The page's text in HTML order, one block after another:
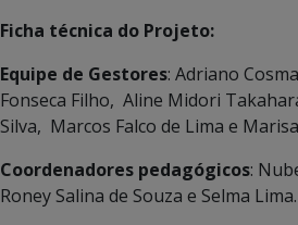
Ficha técnica do Projeto:
Equipe de Gestores: Adriano
Fonseca Filho, Aline Midori
Silva, Marcos Falco de Lima e
Coordenadores pedagógicos:
Roney Salina de Souza e Selma Lima.